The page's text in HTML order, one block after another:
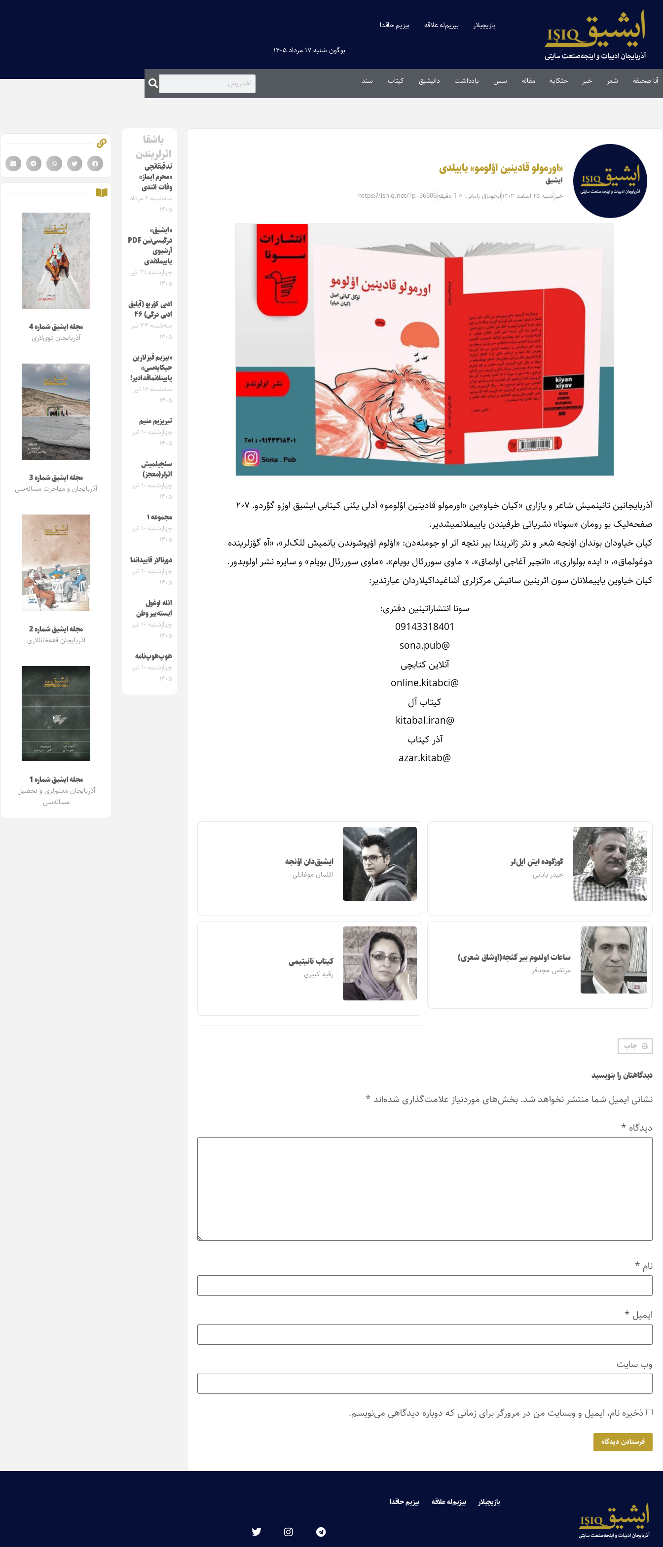
یازیچیلار بیزیم‌له علاقه بیزیم حاقدا
بوگون شنبه ۱۷ مرداد ۱۴۰۵
آنا صحیفه شعر خبر حئکایه مقاله‌ سس یادداشت دانیشیق کیتاب سند
«اورمولو قادینین اؤلومو» یاییلدی
ایشیق
خبر شنبه ۲۵ اسفند ۱۴۰۳ اوخوماق زامانی: < 1 دقیقه https://ishiq.net/?p=36606
آذربایجانین تانینمیش شاعر و یازاری «کیان خیاو»ین «اورمولو قادینین اؤلومو» آدلی یئنی کیتابی ایشیق اوزو گؤردو. ۲۰۷
صفحه‌لیک بو رومان «سونا» نشریاتی طرفیندن یاییملانمیشدیر.
کیان خیاودان بوندان اؤنجه شعر و نثر ژانریندا بیر نئچه اثر او جومله‌دن: «اؤلوم اؤپوشوندن یانمیش للک‌لر»، «آه گؤزلرینده
دوغولماق»، « ایده بولواری»، «انجیر آغاجی اولماق»، « ماوی سوررئال بویام»، «ماوی سوررئال بویام» و سایره نشر اولوبدور.
کیان خیاوین یاییملانان سون اثرینین ساتیش مرکزلری آشاغیداکیلاردان عبارتدیر:
سونا انتشاراتینین دفتری:
09143318401
@sona.pub
آنلاین کتابچی
@online.kitabci
کیتاب آل
@kitabal.iran
آذر کیتاب
@azar.kitab
گوزگوده ایتن ایل‌لر
حیدر بابایی
ایشیق‌دان اؤنجه
ائلمان موغانلی
ساعات اولدوم بیر گئجه(اوشاق شعری)
مرتضی مجدفر
کیتاب تانیتیمی
رقیه کبیری
چاپ
دیدگاهتان را بنویسید
نشانی ایمیل شما منتشر نخواهد شد. بخش‌های موردنیاز علامت‌گذاری شده‌اند *
دیدگاه *
نام *
ایمیل *
وب‌ سایت
ذخیره نام، ایمیل و وبسایت من در مرورگر برای زمانی که دوباره دیدگاهی می‌نویسم.
باشقا
اثرلریندن
تدقیقاتچی
«محرم ایماز»
وفات ائتدی
سه‌شنبه ۶ مرداد
۱۴۰۵
«ایشیق»
درگیسی‌نین PDF
آرشیوی
یاییملاندی
چهارشنبه ۳۱ تیر
۱۴۰۵
ادبی کؤرپو (آیلیق
ادبی درگی) ۴۶
سه‌شنبه ۲۳ تیر
۱۴۰۵
«بیزیم قیزلارین
حیکایه‌سی»
یایینلانماقدادیر!
سه‌شنبه ۱۶ تیر
۱۴۰۵
تبریزیم منیم
چهارشنبه ۱۰ تیر
۱۴۰۵
سئچیلمیش
اثرلر(معجز)
چهارشنبه ۱۰ تیر
۱۴۰۵
مجموعه ۱
چهارشنبه ۱۰ تیر
۱۴۰۵
دورنالار قاییداندا
چهارشنبه ۱۰ تیر
۱۴۰۵
ائله اوغول
ایسته‌ییر وطن
چهارشنبه ۱۰ تیر
۱۴۰۵
هوپ‌هوپ‌نامه
چهارشنبه ۱۰ تیر
۱۴۰۵
مجله ایشیق شماره 4
آذربایجان توی‌لاری
مجله ایشیق شماره 3
آذربایجان و مهاجرت مساله‌سی
مجله ایشیق شماره 2
آذربایجان قفه‌خانالاری
مجله ایشیق شماره 1
آذربایجان معلم‌لری و تحصیل
مساله‌سی
یازیچیلار بیزیم‌له علاقه بیزیم حاقدا